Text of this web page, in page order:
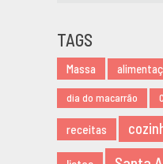
TAGS
Massa
dia do macarrão
receitas